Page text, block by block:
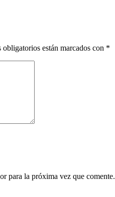
obligatorios están marcados con *
para la próxima vez que comente.